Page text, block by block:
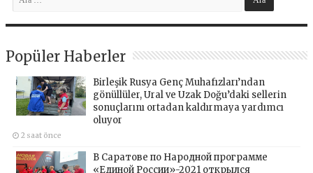
Popüler Haberler
Birleşik Rusya Genç Muhafızları’ndan
gönüllüler, Ural ve Uzak Doğu’daki sellerin
sonuçlarını ortadan kaldırmaya yardımcı
oluyor
2 saat önce
В Саратове по Народной программе
«Единой России»-2021 открылся